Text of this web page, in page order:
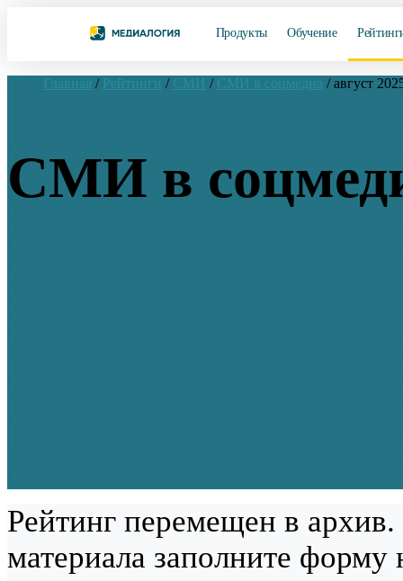
Продукты Обучение
Главная / Рейтинги / СМИ / СМИ в соцмедиа / август
СМИ в
Рейтинг перемещен в
материала заполните форму